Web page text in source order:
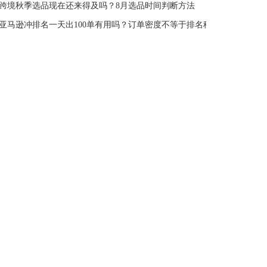
境秋季选品现在还来得及吗？8月选品时间判断方法
马逊冲排名一天出100单有用吗？订单密度不等于排名稳定